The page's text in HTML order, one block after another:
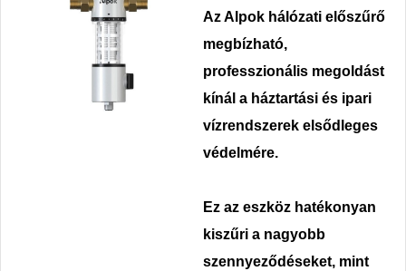
Az Alpok hálózati előszűrő
megbízható,
professzionális megoldást
kínál a háztartási és ipari
vízrendszerek elsődleges
védelmére.
Ez az eszköz hatékonyan
kiszűri a nagyobb
szennyeződéseket, mint